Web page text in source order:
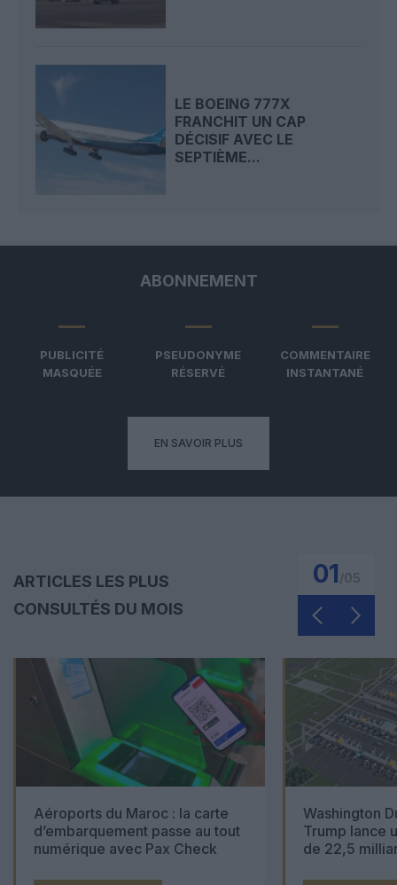
LE BOEING 777X
FRANCHIT UN CAP
DÉCISIF AVEC LE
SEPTIÈME...
ABONNEMENT
PUBLICITÉ
MASQUÉE
PSEUDONYME
RÉSERVÉ
COMMENTAIRE
INSTANTANÉ
EN SAVOIR PLUS
ARTICLES LES PLUS
CONSULTÉS DU MOIS
01
Aéroports du Maroc : la carte
d’embarquement passe au tout
numérique avec Pax Check
Washington
Trump lance
de 22,5